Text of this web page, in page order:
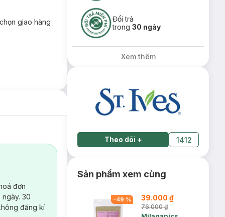
giao hàng
đơn
30
đăng kí
Đổi trả
trong30 ngày
Xem thêm
Theo dõi + 1412
Sản phẩm xem cùng
-49 % 39.000 ₫
76.000 ₫